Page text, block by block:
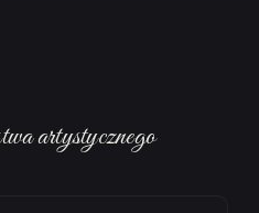
artystycznego